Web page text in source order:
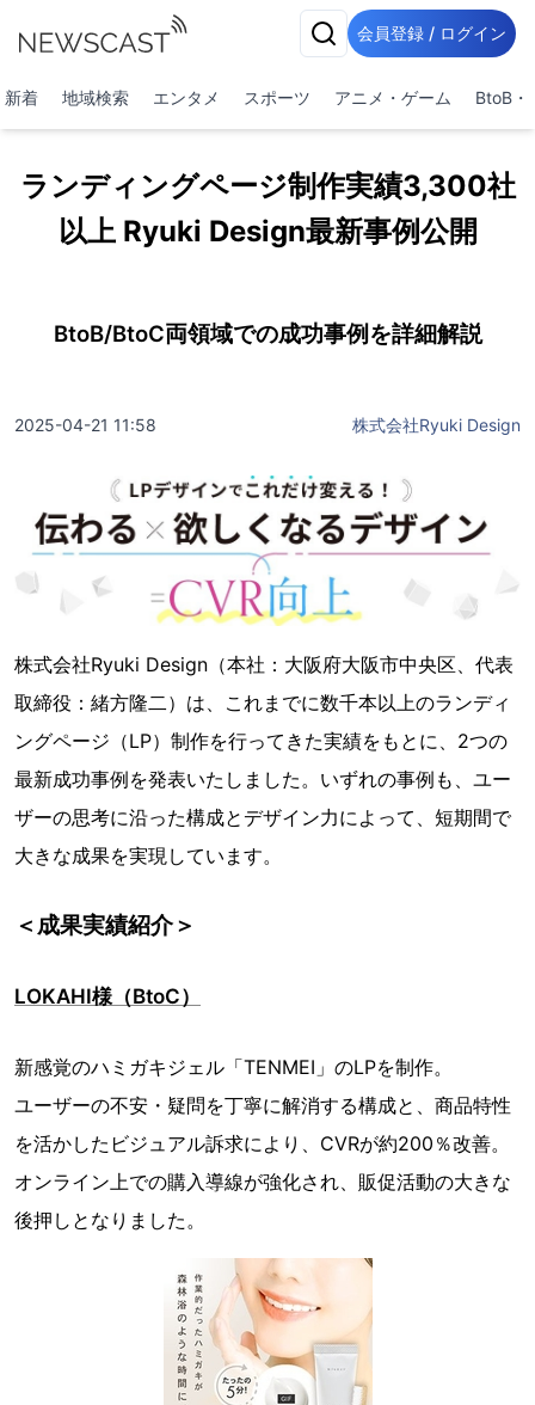
会員登録 / ログイン
新着 地域検索 エンタメ スポーツ アニメ・ゲーム BtoB・
ランディングページ制作実績3,300社
以上 Ryuki Design最新事例公開
BtoB/BtoC両領域での成功事例を詳細解説
2025-04-21 11:58 株式会社Ryuki Design
株式会社Ryuki Design（本社：大阪府大阪市中央区、代表
取締役：緒方隆二）は、これまでに数千本以上のランディ
ングページ（LP）制作を行ってきた実績をもとに、2つの
最新成功事例を発表いたしました。いずれの事例も、ユー
ザーの思考に沿った構成とデザイン力によって、短期間で
大きな成果を実現しています。
＜成果実績紹介＞
LOKAHI様（BtoC）
新感覚のハミガキジェル「TENMEI」のLPを制作。
ユーザーの不安・疑問を丁寧に解消する構成と、商品特性
を活かしたビジュアル訴求により、CVRが約200％改善。
オンライン上での購入導線が強化され、販促活動の大きな
後押しとなりました。